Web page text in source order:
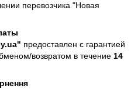
перевозчика "Новая
предоставлен с гарантией
возвратом в течение 14